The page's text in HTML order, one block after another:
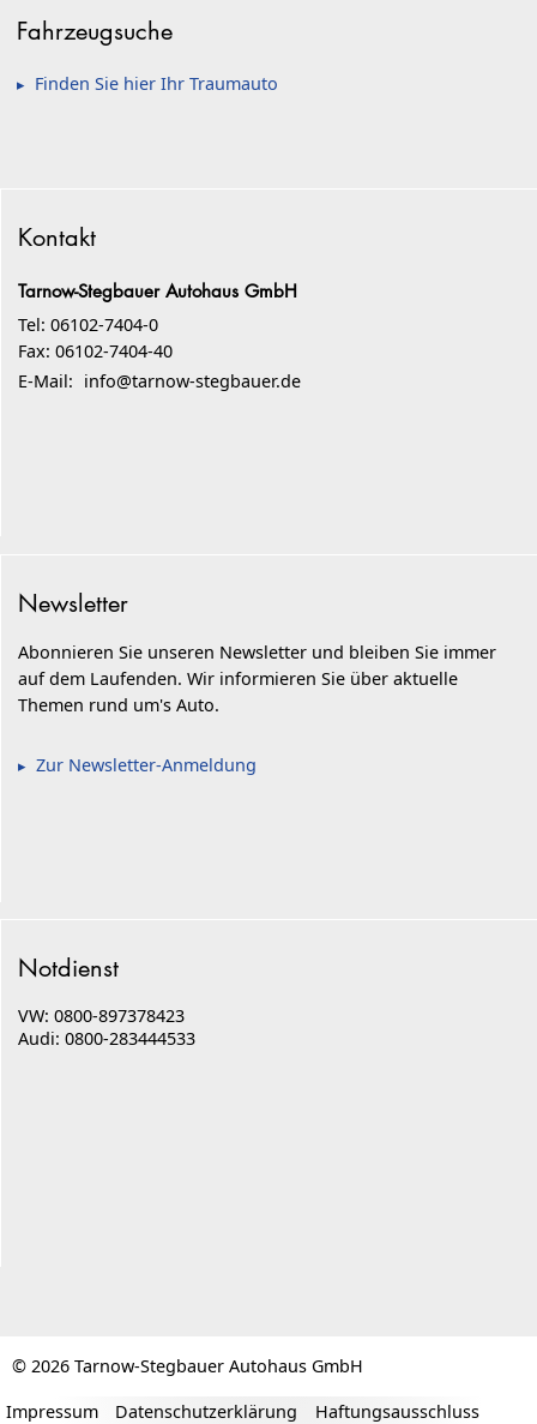
Fahrzeugsuche
Finden Sie hier Ihr Traumauto
Kontakt
Tarnow-Stegbauer Autohaus GmbH
Tel: 06102-7404-0
Fax: 06102-7404-40
E-Mail: info@tarnow-stegbauer.de
Newsletter
Abonnieren Sie unseren Newsletter und bleiben Sie immer
auf dem Laufenden. Wir informieren Sie über aktuelle
Themen rund um's Auto.
Zur Newsletter-Anmeldung
Notdienst
VW: 0800-897378423
Audi: 0800-283444533
© 2026 Tarnow-Stegbauer Autohaus GmbH
Impressum
Datenschutzerklärung Haftungsausschluss